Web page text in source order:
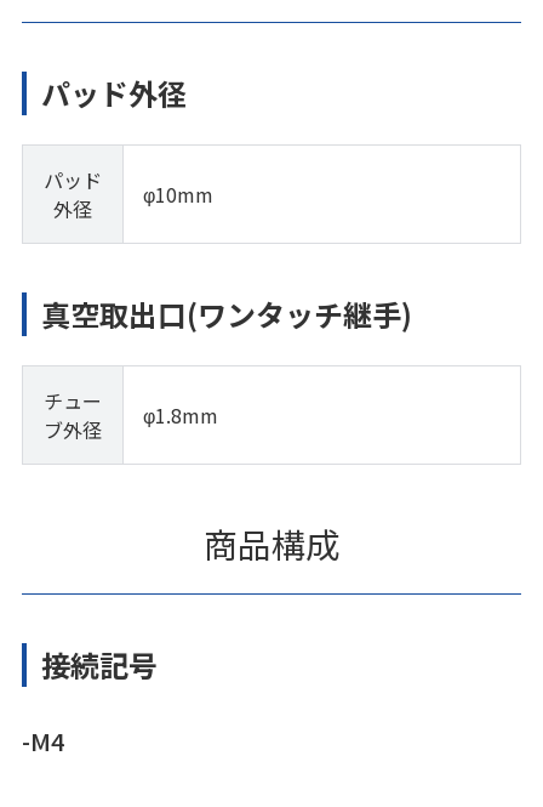
パッド外径
パッド
外径
φ10mm
真空取出口(ワンタッチ継手)
チュー
ブ外径
φ1.8mm
商品構成
接続記号
-M4